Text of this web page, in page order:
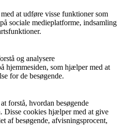
at udføre visse funktioner som
sociale medieplatforme, indsamling
og analysere
hjemmesiden, som hjælper med at
for de besøgende.
forstå, hvordan besøgende
Disse cookies hjælper med at give
af besøgende, afvisningsprocent,